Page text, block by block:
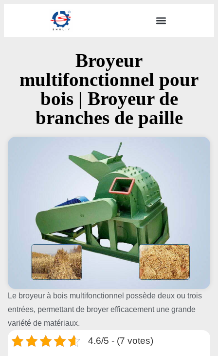
Broyeur
multifonctionnel pour
bois | Broyeur de
branches de paille
Le broyeur à bois multifonctionnel possède deux ou trois
entrées, permettant de broyer efficacement une grande
variété de matériaux.
4.6/5 - (7 votes)